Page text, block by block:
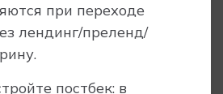
при переходе
лендинг/преленд/
постбек: в